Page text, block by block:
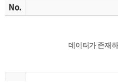
No.
데이터가 존재